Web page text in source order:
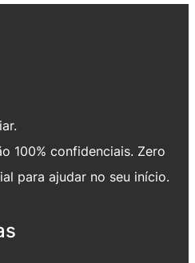
100% confidenciais. Zero
para ajudar no seu início.